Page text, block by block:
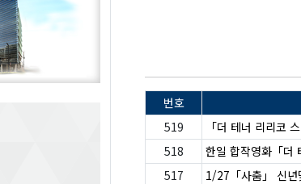
번호
519
「더 테너 리리코
518
한일 합작영화「더
517
1/27「사춤」 신